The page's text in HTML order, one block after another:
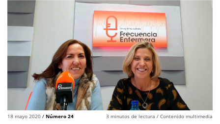
18 mayo 2020 / Número 24 3 minutos de lectura / Contenido multimedia